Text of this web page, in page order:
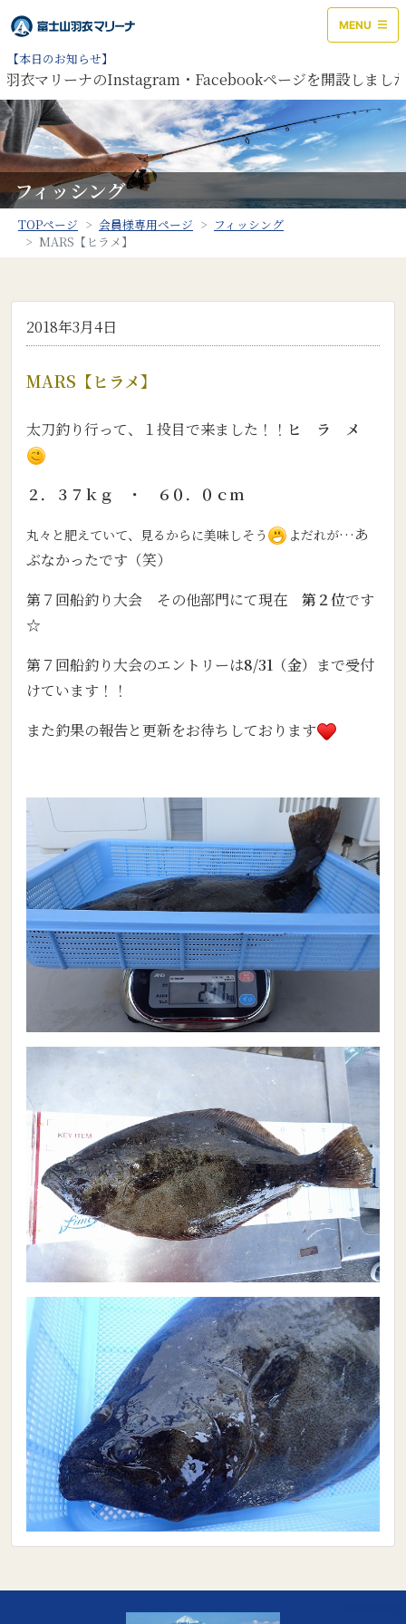
MENU
【本日のお知らせ】
マリーナのInstagram・Facebookページを開設しました！
フィッシング
TOPページ 会員様専用ページ
フィッシング
MARS【ヒラメ】
2018年3月4日
MARS【ヒラメ】
太刀釣り行って、１投目で来ました！！ ヒ ラ メ
２．３７ｋｇ ・ ６０．０ｃｍ
丸々と肥えていて、見るからに美味しそう よだれが…あ
ぶなかったです（笑）
第７回船釣り大会 その他部門にて現在 第２位です
☆
第７回船釣り大会のエントリーは8/31（金） まで受付
けています！！
また釣果の報告と更新をお待ちしております